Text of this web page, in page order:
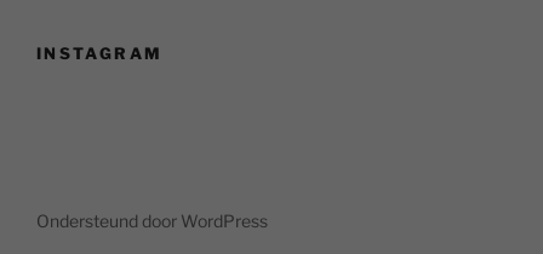
INSTAGRAM
Ondersteund door WordPress